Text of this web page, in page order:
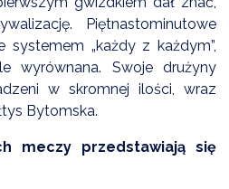
Piętnastominutowe
systemem „każdy z każdym”,
wyrównana. Swoje drużyny
w skromnej ilości, wraz
Bytomska.
meczy przedstawiają się